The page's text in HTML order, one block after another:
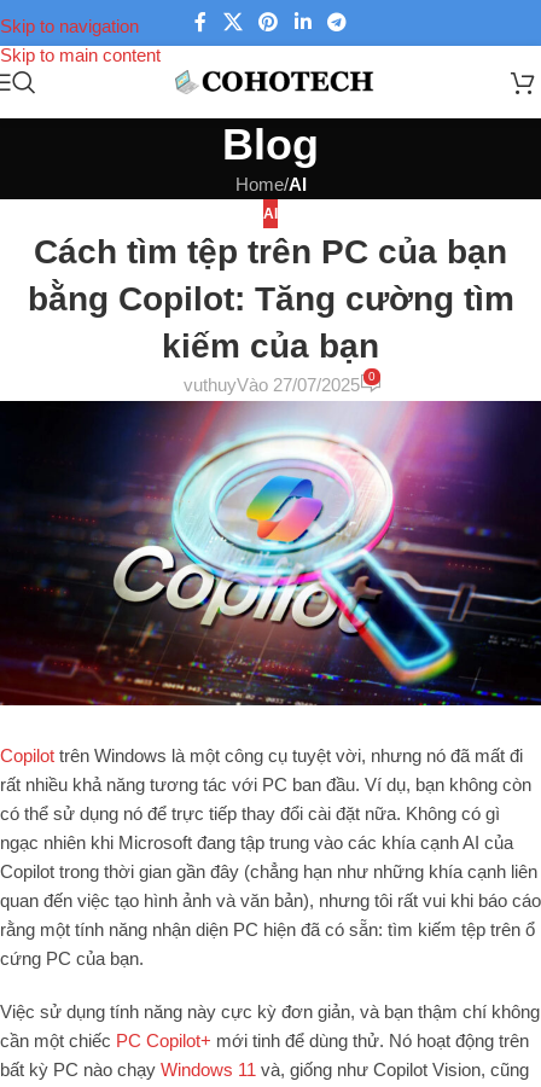
Skip to navigation
Skip to main content
Blog
Home/AI
AI
Cách tìm tệp trên PC của bạn
bằng Copilot: Tăng cường tìm
kiếm của bạn
vuthuyVào 27/07/2025 0
Copilot trên Windows là một công cụ tuyệt vời, nhưng nó đã mất đi
rất nhiều khả năng tương tác với PC ban đầu. Ví dụ, bạn không còn
có thể sử dụng nó để trực tiếp thay đổi cài đặt nữa. Không có gì
ngạc nhiên khi Microsoft đang tập trung vào các khía cạnh AI của
Copilot trong thời gian gần đây (chẳng hạn như những khía cạnh liên
quan đến việc tạo hình ảnh và văn bản), nhưng tôi rất vui khi báo cáo
rằng một tính năng nhận diện PC hiện đã có sẵn: tìm kiếm tệp trên ổ
cứng PC của bạn.
Việc sử dụng tính năng này cực kỳ đơn giản, và bạn thậm chí không
cần một chiếc PC Copilot+ mới tinh để dùng thử. Nó hoạt động trên
bất kỳ PC nào chạy Windows 11 và, giống như Copilot Vision, cũng